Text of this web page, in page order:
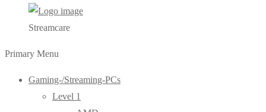
Streamcare
Primary Menu
Gaming-/Streaming-PCs
Level 1